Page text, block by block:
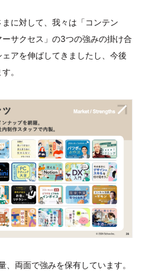
に対して、我々は「コンテン
サクセス」の3つの強みの掛け合
アを伸ばしてきましたし、今後
。
両面で強みを保有しています。